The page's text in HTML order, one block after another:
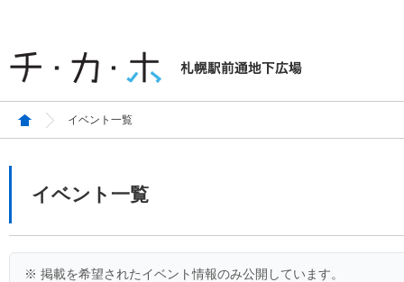
イベント一覧
イベント一覧
※ 掲載を希望されたイベント情報のみ公開しています。